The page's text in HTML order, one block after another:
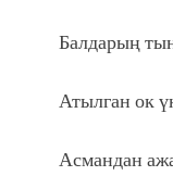
Балдарың
Атылган ок
Асмандан